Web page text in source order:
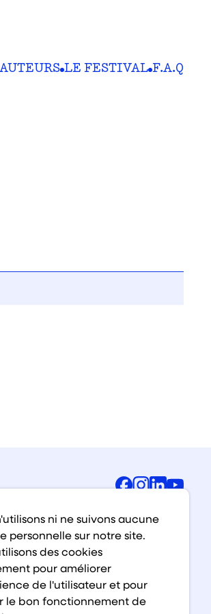
LE FESTIVAL F.A.Q
Facebook
ni ne suivons aucune
personnelle sur notre site.
des cookies
pour améliorer
de l'utilisateur et pour
le bon fonctionnement de